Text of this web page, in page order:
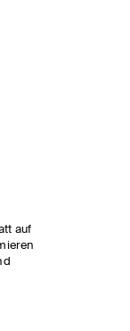
auf